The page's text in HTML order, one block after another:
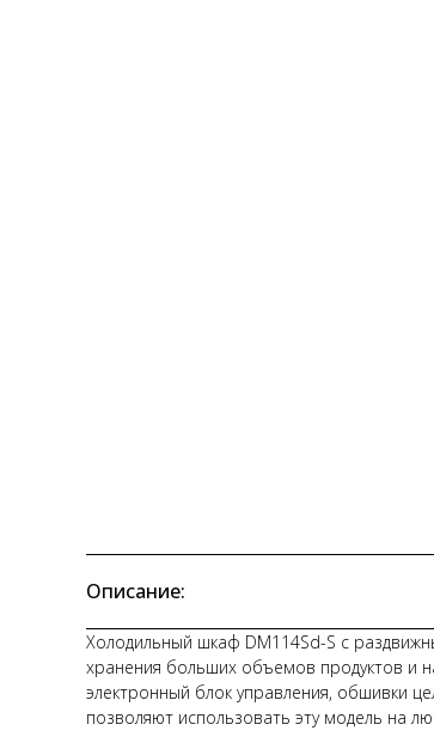
Описание:
Холодильный шкаф DM114Sd-S с
хранения больших объемов продуктов и
электронный блок управления, обшивки
позволяют использовать эту модель на